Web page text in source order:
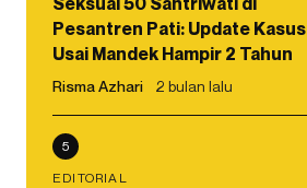
Pesantren Pati: Update Kasus
Usai Mandek Hampir 2 Tahun
Risma Azhari 2 bulan lalu
5
EDITORIAL